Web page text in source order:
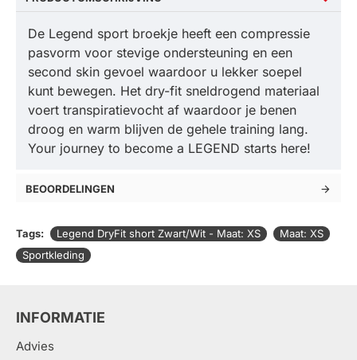
De Legend sport broekje heeft een compressie
pasvorm voor stevige ondersteuning en een
second skin gevoel waardoor u lekker soepel
kunt bewegen. Het dry-fit sneldrogend materiaal
voert transpiratievocht af waardoor je benen
droog en warm blijven de gehele training lang.
Your journey to become a LEGEND starts here!
BEOORDELINGEN
Tags: Legend DryFit short Zwart/Wit - Maat: XS
Maat: XS
Sportkleding
INFORMATIE
Advies